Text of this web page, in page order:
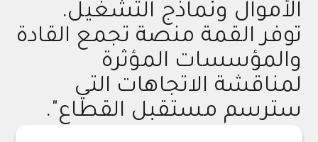
الأموال ونماذج التشغيل.
توفر القمة منصة تجمع القادة
والمؤسسات المؤثرة
لمناقشة الاتجاهات التي
سترسم مستقبل القطاع".